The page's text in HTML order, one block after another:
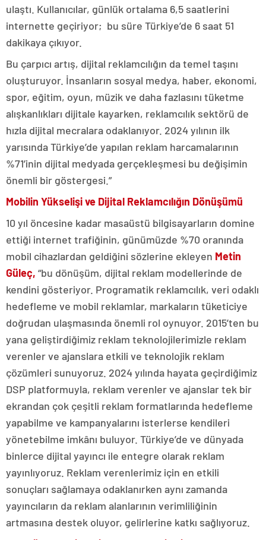
ulaştı. Kullanıcılar, günlük ortalama 6,5 saatlerini
internette geçiriyor; bu süre Türkiye’de 6 saat 51
dakikaya çıkıyor.
Bu çarpıcı artış, dijital reklamcılığın da temel taşını
oluşturuyor. İnsanların sosyal medya, haber, ekonomi,
spor, eğitim, oyun, müzik ve daha fazlasını tüketme
alışkanlıkları dijitale kayarken, reklamcılık sektörü de
hızla dijital mecralara odaklanıyor. 2024 yılının ilk
yarısında Türkiye’de yapılan reklam harcamalarının
%71’inin dijital medyada gerçekleşmesi bu değişimin
önemli bir göstergesi.”
Mobilin Yükselişi ve Dijital Reklamcılığın Dönüşümü
10 yıl öncesine kadar masaüstü bilgisayarların domine
ettiği internet trafiğinin, günümüzde %70 oranında
mobil cihazlardan geldiğini sözlerine ekleyen Metin
Güleç, “bu dönüşüm, dijital reklam modellerinde de
kendini gösteriyor. Programatik reklamcılık, veri odaklı
hedefleme ve mobil reklamlar, markaların tüketiciye
doğrudan ulaşmasında önemli rol oynuyor. 2015’ten bu
yana geliştirdiğimiz reklam teknolojilerimizle reklam
verenler ve ajanslara etkili ve teknolojik reklam
çözümleri sunuyoruz. 2024 yılında hayata geçirdiğimiz
DSP platformuyla, reklam verenler ve ajanslar tek bir
ekrandan çok çeşitli reklam formatlarında hedefleme
yapabilme ve kampanyalarını isterlerse kendileri
yönetebilme imkânı buluyor. Türkiye’de ve dünyada
binlerce dijital yayıncı ile entegre olarak reklam
yayınlıyoruz. Reklam verenlerimiz için en etkili
sonuçları sağlamaya odaklanırken aynı zamanda
yayıncıların da reklam alanlarının verimliliğinin
artmasına destek oluyor, gelirlerine katkı sağlıyoruz.